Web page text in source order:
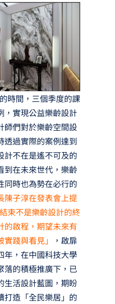
時間，三個季度的課
，實現公益樂齡設計
師們對於樂齡空間設
透過實際的案例達到
計不在是遙不可及的
到在未來世代，樂齡
同時也為勢在必行的
陳子淳在發表會上提
束不是樂齡設計的終
的啟程，期望未來有
踐與看見」
，啟扉
年，在中國科技大學
落的積極推廣下，已
生活設計藍圖，期盼
打造「全民樂居」的